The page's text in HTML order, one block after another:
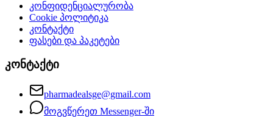
კონფიდენციალურობა
Cookie პოლიტიკა
კონტაქტი
ფასები და პაკეტები
კონტაქტი
pharmadealsge@gmail.com
მოგვწერეთ Messenger-ში